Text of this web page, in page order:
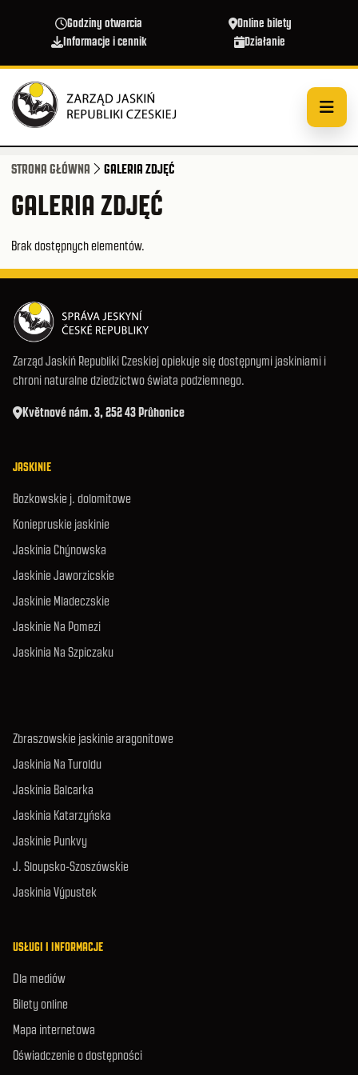
Godziny otwarcia
Online bilety
Informacje i cennik
Działanie
STRONA GŁÓWNA GALERIA ZDJĘĆ
GALERIA ZDJĘĆ
Brak dostępnych elementów.
Zarząd Jaskiń Republiki Czeskiej opiekuje się dostępnymi jaskiniami i
chroni naturalne dziedzictwo świata podziemnego.
Květnové nám. 3, 252 43 Průhonice
JASKINIE
Bozkowskie j. dolomitowe
Koniepruskie jaskinie
Jaskinia Chýnowska
Jaskinie Jaworzicskie
Jaskinie Mladeczskie
Jaskinie Na Pomezi
Jaskinia Na Szpiczaku
Zbraszowskie jaskinie aragonitowe
Jaskinia Na Turoldu
Jaskinia Balcarka
Jaskinia Katarzyńska
Jaskinie Punkvy
J. Sloupsko-Szoszówskie
Jaskinia Výpustek
USŁUGI I INFORMACJE
Dla mediów
Bilety online
Mapa internetowa
Oświadczenie o dostępności